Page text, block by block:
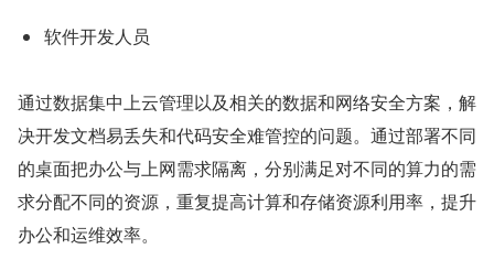
软件开发人员
通过数据集中上云管理以及相关的数据和网络安全方案，解
决开发文档易丢失和代码安全难管控的问题。通过部署不同
的桌面把办公与上网需求隔离，分别满足对不同的算力的需
求分配不同的资源，重复提高计算和存储资源利用率，提升
办公和运维效率。